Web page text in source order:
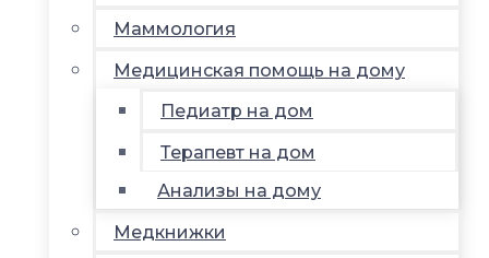
Маммология
Медицинская помощь на дому
Педиатр на дом
Терапевт на дом
Анализы на дому
Медкнижки